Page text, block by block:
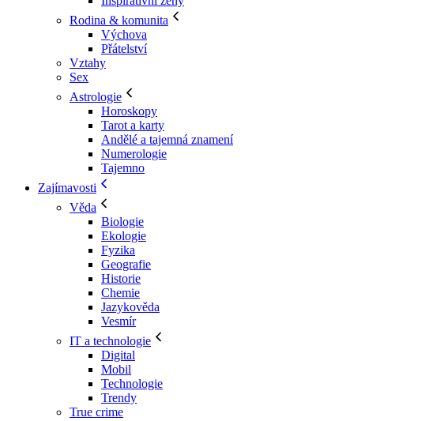
Rodina & komunita
Výchova
Přátelství
Vztahy
Sex
Astrologie
Horoskopy
Tarot a karty
Andělé a tajemná znamení
Numerologie
Tajemno
Zajímavosti
Věda
Biologie
Ekologie
Fyzika
Geografie
Historie
Chemie
Jazykověda
Vesmír
IT a technologie
Digital
Mobil
Technologie
Trendy
True crime